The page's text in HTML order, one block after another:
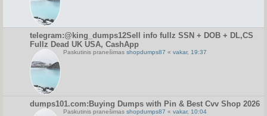
telegram:@king_dumps12Sell info fullz SSN + DOB + DL,CS
Fullz Dead UK USA, CashApp
Paskutinis pranešimas shopdumps87 « vakar, 19:37
dumps101.com:Buying Dumps with Pin & Best Cvv Shop 2026
Paskutinis pranešimas shopdumps87 « vakar, 10:04